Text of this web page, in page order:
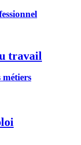
travail
métiers